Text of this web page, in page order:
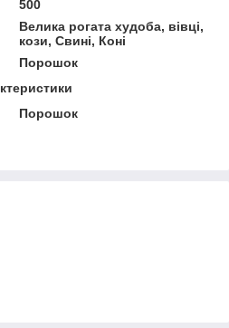
500
Велика рогата худоба, вівці,
кози, Свині, Коні
Порошок
Порошок